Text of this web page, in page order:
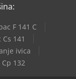
F 141 C
141
ivica
132